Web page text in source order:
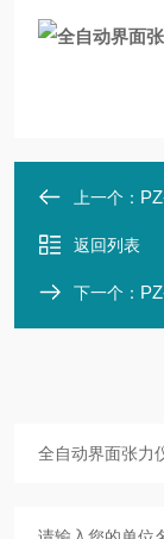
上一个：
返回列表
下一个：